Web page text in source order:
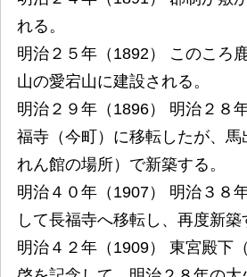
れる。
明治２５年（1892） このころ
山の愛宕山に建設される。
明治２９年（1896） 明治２８
福寺（今町）に移転したが、
れん館の場所）で新築する。
明治４０年（1907） 明治３８
して長福寺へ移転し、再度新築
明治４２年（1909） 東宮殿下